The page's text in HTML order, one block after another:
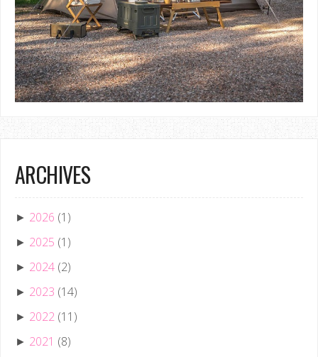
ARCHIVES
► 2026 (1)
► 2025 (1)
► 2024 (2)
► 2023 (14)
► 2022 (11)
► 2021 (8)